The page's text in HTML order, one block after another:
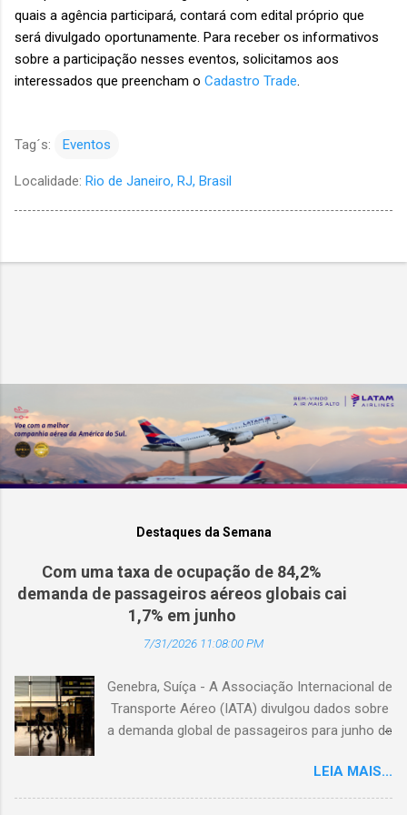
quais a agência participará, contará com edital próprio que
será divulgado oportunamente. Para receber os informativos
sobre a participação nesses eventos, solicitamos aos
interessados que preencham o Cadastro Trade.
Tag´s: Eventos
Localidade: Rio de Janeiro, RJ, Brasil
Destaques da Semana
Com uma taxa de ocupação de 84,2%
demanda de passageiros aéreos globais cai
1,7% em junho
7/31/2026 11:08:00 PM
Genebra, Suíça - A Associação Internacional de
Transporte Aéreo (IATA) divulgou dados sobre
a demanda global de passageiros para junho de
passageiros-quilômetro pagos (RPK), caiu 1,7%
em comparação com junho de 2025. Excluindo
LEIA MAIS...